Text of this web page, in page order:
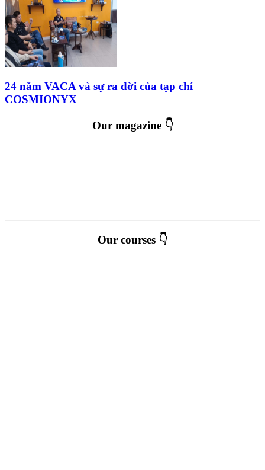
24 năm VACA và sự ra đời của tạp chí
COSMIONYX
Our magazine 👇
Our courses 👇